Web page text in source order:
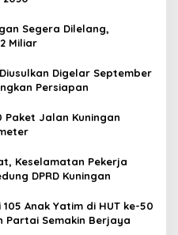
Segera Dilelang,
Miliar
Digelar September
Persiapan
Paket Jalan Kuningan
Keselamatan Pekerja
DPRD Kuningan
Anak Yatim di HUT ke-50
Partai Semakin Berjaya